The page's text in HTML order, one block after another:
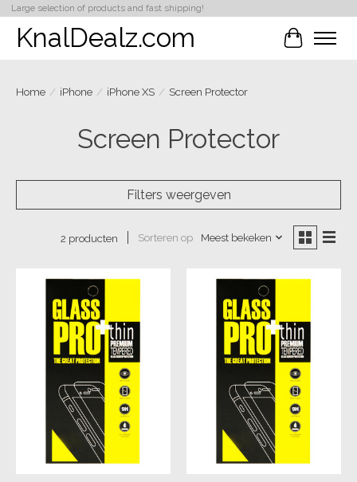
Large selection of products and fast shipping!
KnalDealz.com
Home / iPhone / iPhone XS / Screen Protector
Screen Protector
Filters weergeven
2 producten Sorteren op Meest bekeken